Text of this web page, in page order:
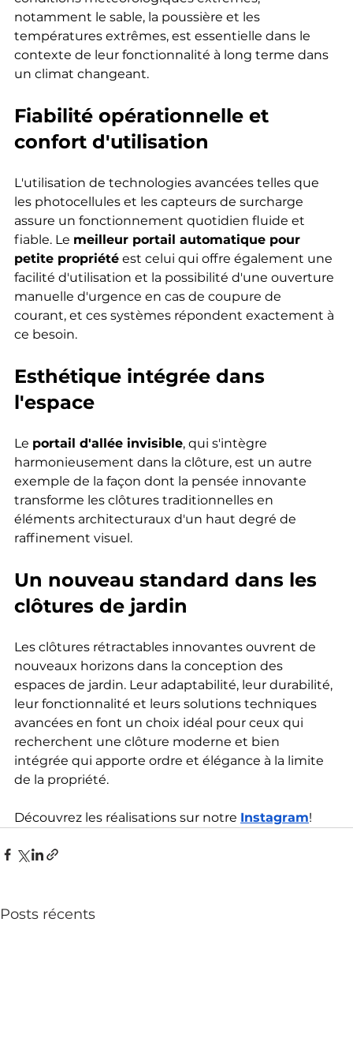
notamment le sable, la poussière et les
températures extrêmes, est essentielle dans le
contexte de leur fonctionnalité à long terme dans
un climat changeant.
Fiabilité opérationnelle et
confort d'utilisation
L'utilisation de technologies avancées telles que
les photocellules et les capteurs de surcharge
assure un fonctionnement quotidien fluide et
fiable. Le meilleur portail automatique pour
petite propriété est celui qui offre également une
facilité d'utilisation et la possibilité d'une ouverture
manuelle d'urgence en cas de coupure de
courant, et ces systèmes répondent exactement à
ce besoin.
Esthétique intégrée dans
l'espace
Le portail d'allée invisible, qui s'intègre
harmonieusement dans la clôture, est un autre
exemple de la façon dont la pensée innovante
transforme les clôtures traditionnelles en
éléments architecturaux d'un haut degré de
raffinement visuel.
Un nouveau standard dans les
clôtures de jardin
Les clôtures rétractables innovantes ouvrent de
nouveaux horizons dans la conception des
espaces de jardin. Leur adaptabilité, leur durabilité,
leur fonctionnalité et leurs solutions techniques
avancées en font un choix idéal pour ceux qui
recherchent une clôture moderne et bien
intégrée qui apporte ordre et élégance à la limite
de la propriété.
Découvrez les réalisations sur notre Instagram!
Posts récents